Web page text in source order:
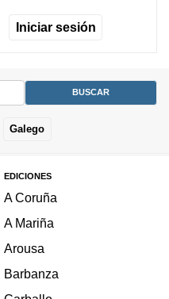
Iniciar sesión
Galego
EDICIONES
A Coruña
A Mariña
Arousa
Barbanza